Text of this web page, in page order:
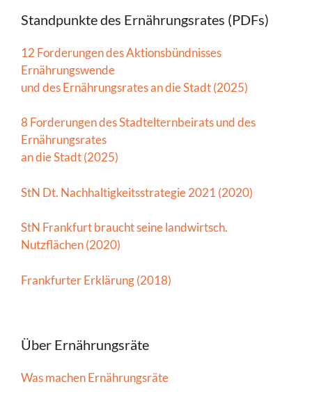
Standpunkte des Ernährungsrates (PDFs)
12 Forderungen des Aktionsbündnisses
Ernährungswende
und des Ernährungsrates an die Stadt (2025)
8 Forderungen des Stadtelternbeirats und des
Ernährungsrates
an die Stadt (2025)
StN Dt. Nachhaltigkeitsstrategie 2021 (2020)
StN Frankfurt braucht seine landwirtsch.
Nutzflächen (2020)
Frankfurter Erklärung (2018)
Über Ernährungsräte
Was machen Ernährungsräte